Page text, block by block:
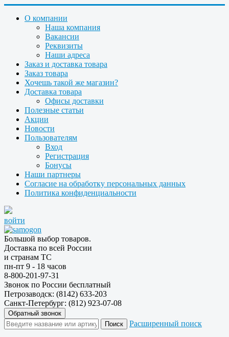
О компании
Наша компания
Вакансии
Реквизиты
Наши адреса
Заказ и доставка товара
Заказ товара
Хочешь такой же магазин?
Доставка товара
Офисы доставки
Полезные статьи
Акции
Новости
Пользователям
Вход
Регистрация
Бонусы
Наши партнеры
Согласие на обработку персональных данных
Политика конфиденциальности
войти
Большой выбор товаров.
Доставка по всей России
и странам ТС
пн-пт 9 - 18 часов
8-800-201-97-31
Звонок по России бесплатный
Петрозаводск: (8142) 633-203
Санкт-Петербург: (812) 923-07-08
Обратный звонок
Расширенный поиск